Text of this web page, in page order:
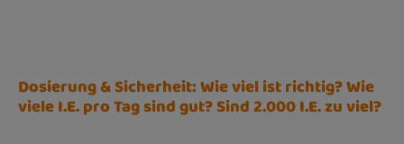
Dosierung & Sicherheit: Wie viel ist richtig? Wie
viele I.E. pro Tag sind gut? Sind 2.000 I.E. zu viel?